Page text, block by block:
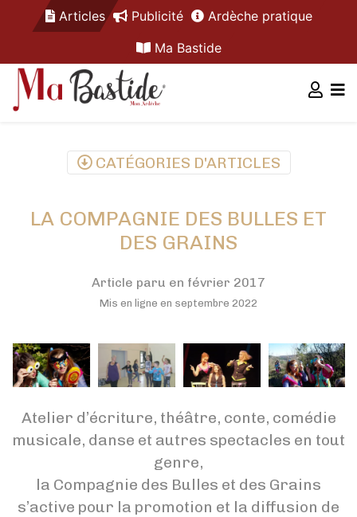
Articles Publicité
Ardèche pratique
Ma Bastide
CATÉGORIES D'ARTICLES
LA COMPAGNIE DES BULLES ET
DES GRAINS
Article paru en février 2017
Mis en ligne en septembre 2022
Atelier d’écriture, théâtre, conte, comédie
musicale, danse et autres spectacles en tout
genre,
la Compagnie des Bulles et des Grains
s’active pour la promotion et la diffusion de